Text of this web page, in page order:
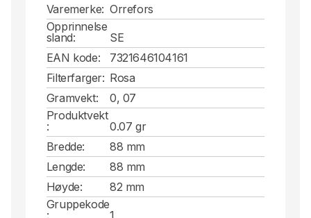
Varemerke: Orrefors
Opprinnelse
sland:
SE
EAN kode:
7321646104161
Filterfarger: Rosa
Gramvekt:
0, 07
Produktvekt
:
0.07 gr
Bredde:
88 mm
Lengde:
88 mm
Høyde:
82 mm
Gruppekode
:
1